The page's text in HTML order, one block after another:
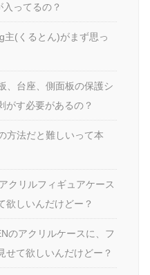
ってるの？
主(くるとん)がまず思っ
、台座、側面板の保護シ
がす必要があるの？
方法だと難しいって本
クリルフィギュアケース
欲しいんだけどー？
のアクリルケースに、フ
せて欲しいんだけどー？